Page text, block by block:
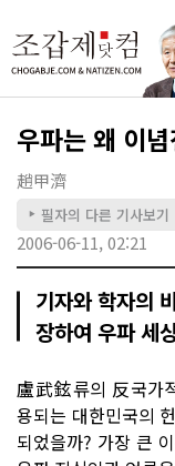
우파는 왜 이
趙甲濟
▶ 필자의 다른 기사보기
2006-06-11, 02:21
기자와 학자의
장하여 우파 세
盧武鉉류의 反국가
용되는 대한민국의
되었을까? 가장 큰